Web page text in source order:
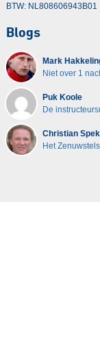
BTW: NL808606943B01
Blogs
Mark
Niet over 1
Puk Koole
De
Christian
Het